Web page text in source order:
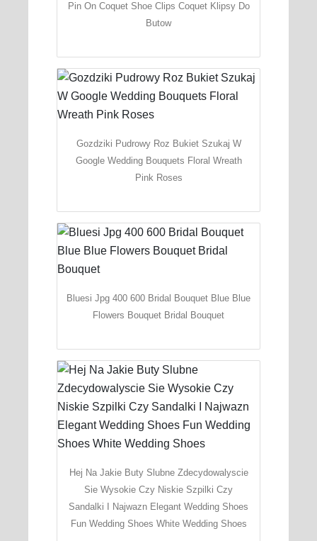
Pin On Coquet Shoe Clips Coquet Klipsy Do
Butow
Gozdziki Pudrowy Roz Bukiet Szukaj W
Google Wedding Bouquets Floral Wreath
Pink Roses
Bluesi Jpg 400 600 Bridal Bouquet Blue Blue
Flowers Bouquet Bridal Bouquet
Hej Na Jakie Buty Slubne Zdecydowalyscie
Sie Wysokie Czy Niskie Szpilki Czy
Sandalki I Najwazn Elegant Wedding Shoes
Fun Wedding Shoes White Wedding Shoes